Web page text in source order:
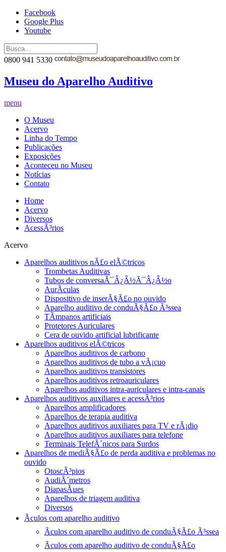
Facebook
Google Plus
Youtube
0800 941 5330
Museu do Aparelho Auditivo
menu
O Museu
Acervo
Linha do Tempo
Publicações
Exposições
Aconteceu no Museu
Notícias
Contato
Home
Acervo
Diversos
AcessÃ³rios
Acervo
Aparelhos auditivos nÃ£o elÃ©tricos
Trombetas Auditivas
Tubos de conversaÃ¯Â¿Â½Ã¯Â¿Â½o
AurÃ­culas
Dispositivo de inserÃ§Ã£o no ouvido
Aparelho auditivo de conduÃ§Ã£o Ã³ssea
TÃ­mpanos artificiais
Protetores Auriculares
Cera de ouvido artificial lubrificante
Aparelhos auditivos elÃ©tricos
Aparelhos auditivos de carbono
Aparelhos auditivos de tubo a vÃ¡cuo
Aparelhos auditivos transistores
Aparelhos auditivos retroauriculares
Aparelhos auditivos intra-auriculares e intra-canais
Aparelhos auditivos auxiliares e acessÃ³rios
Aparelhos amplificadores
Aparelhos de terapia auditiva
Aparelhos auditivos auxiliares para TV e rÃ¡dio
Aparelhos auditivos auxiliares para telefone
Terminais TelefÃ´nicos para Surdos
Aparelhos de mediÃ§Ã£o de perda auditiva e problemas no
ouvido
OtoscÃ³pios
AudiÃ´metros
DiapasÃµes
Aparelhos de triagem auditiva
Diversos
Ãculos com aparelho auditivo
Ãculos com aparelho auditivo de conduÃ§Ã£o Ã³ssea
Ãculos com aparelho auditivo de conduÃ§Ã£o